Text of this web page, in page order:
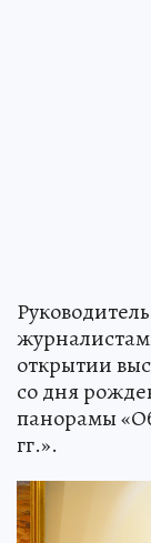
открытии
со дня
панорамы
гг.».